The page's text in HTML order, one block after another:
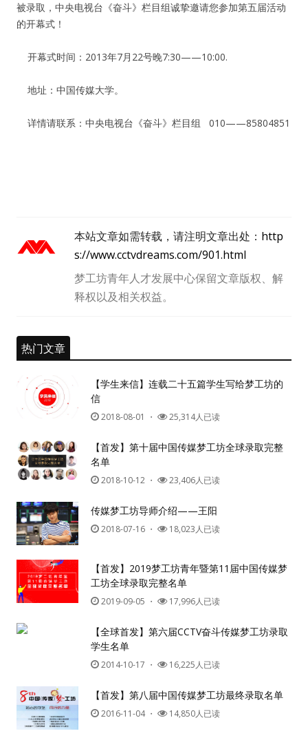
用户名或Email
密码
往届
人脉圈
被录取，中央电视台《奋斗》栏目组诚挚邀请您参加第五届活动
的开幕式！
开幕式时间：2013年7月22号晚7:30——10:00.
地址：中国传媒大学。
详情请联系：中央电视台《奋斗》栏目组 010——85804851
本站文章如需转载，请注明文章出处： http
s://www.cctvdreams.com/901.html
梦工坊青年人才发展中心保留文章版权、解
释权以及相关权益。
热门文章
【学生来信】连载二十五篇学生写给梦工坊的
信
2018-08-01 ・ 25,314人已读
【首发】第十届中国传媒梦工坊全球录取完整
名单
2018-10-12 ・ 23,406人已读
传媒梦工坊导师介绍——王阳
2018-07-16 ・ 18,023人已读
【首发】2019梦工坊青年暨第11届中国传媒梦
工坊全球录取完整名单
2019-09-05 ・ 17,996人已读
【全球首发】第六届CCTV奋斗传媒梦工坊录取
学生名单
2014-10-17 ・ 16,225人已读
【首发】第八届中国传媒梦工坊最终录取名单
2016-11-04・ 14,850人已读